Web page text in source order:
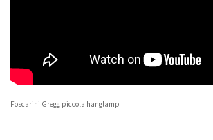
Foscarini Gregg piccola hanglamp